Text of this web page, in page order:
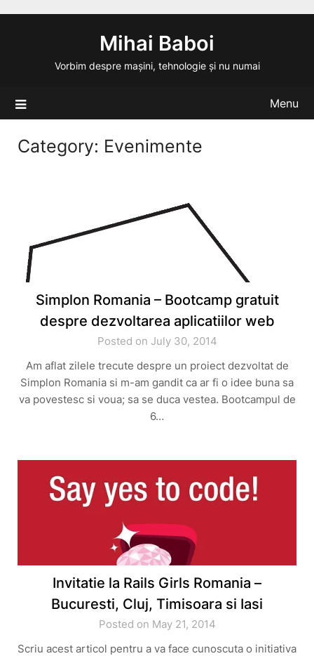
Mihai Baboi
Vorbim despre mașini, tehnologie și nu numai
Menu
Category: Evenimente
Simplon Romania – Bootcamp gratuit
despre dezvoltarea aplicatiilor web
Posted on July 30, 2014
Am aflat zilele trecute despre un proiect dezvoltat de
Simplon Romania si m-am gandit ca ar fi o idee buna sa
va povestesc si voua; sa se duca vestea. Bootcampul de
6…
Invitatie la Rails Girls Romania –
Bucuresti, Cluj, Timisoara si Iasi
Posted on May 21, 2014
Scriu acest articol pentru a va face cunoscuta o initiativa